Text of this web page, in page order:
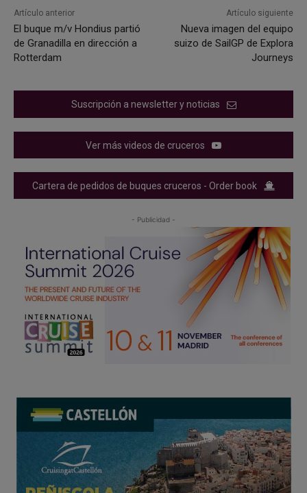
Artículo anterior
El buque m/v Hondius partió
de Granadilla en dirección a
Rotterdam
Artículo siguiente
Nueva imagen del equipo
suizo de SailGP de Explora
Journeys
Suscripción a newsletter y noticias
Ver más videos de cruceros
Cartera de pedidos de buques cruceros - Order book
- Publicidad -